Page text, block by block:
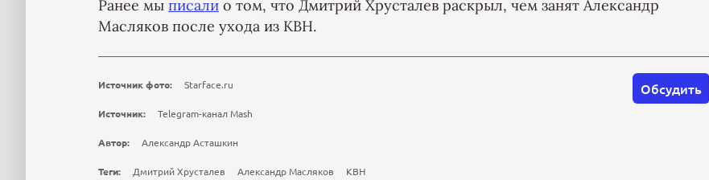
Ранее мы писали о том, что Дмитрий Хрусталев раскрыл, чем занят Александр
Масляков после ухода из КВН.
Обсудить
Источник фото: Starface.ru
Источник: Telegram-канал Mash
Автор: Александр Асташкин
Теги: Дмитрий Хрусталев Александр Масляков КВН